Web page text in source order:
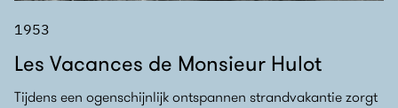
Les Vacances de Monsieur Hulot
1953
Tijdens een ogenschijnlijk ontspannen strandvakantie zorgt